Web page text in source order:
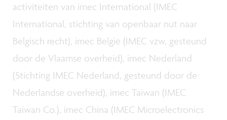
activiteiten van imec International (IMEC
International, stichting van openbaar nut naar
Belgisch recht), imec België (IMEC vzw, gesteund
door de Vlaamse overheid), imec Nederland
(Stichting IMEC Nederland, gesteund door de
Nederlandse overheid), imec Taiwan (IMEC
Taiwan Co.), imec China (IMEC Microelectronics